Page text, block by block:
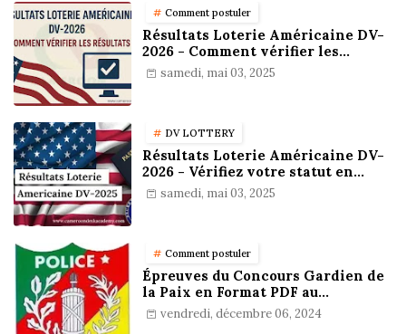
Comment postuler
Résultats Loterie Américaine DV-
2026 - Comment vérifier les
résultats
samedi, mai 03, 2025
DV LOTTERY
Résultats Loterie Américaine DV-
2026 - Vérifiez votre statut en
ligne !
samedi, mai 03, 2025
Comment postuler
Épreuves du Concours Gardien de
la Paix en Format PDF au
Cameroun : Stratégies,
Préparation et Astuces pour
vendredi, décembre 06, 2024